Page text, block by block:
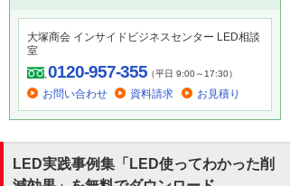
大塚商会 インサイドビジネスセンター LED相談
室
0120-957-355（平日 9:00～17:30）
お問い合わせ 資料請求 お見積り
LED実践事例集「LED使ってわかった削